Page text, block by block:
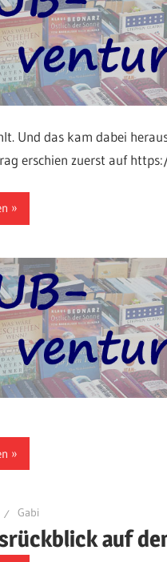
Und das kam dabei
erschien zuerst auf
Gabi
auf